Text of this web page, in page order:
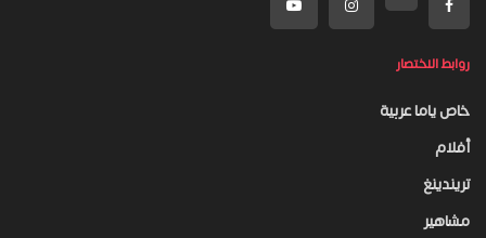
روابط الاختصار
خاص ياما عربية
أفلام
تريندينغ
مشاهير